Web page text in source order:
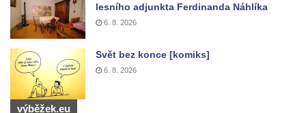
Socha Tornádo v parku na Senovážném
náměstí v Českých Budějovicích
Sousoší Humanoidi na Lannově třídě v
Českých Budějovicích
Pomník Vojtěcha Adalberta Lanny v parku
Na Sadech v Českých Budějovicích
lesního adjunkta Ferdinanda Náhlíka
6. 8. 2026
Svět bez konce [komiks]
6. 8. 2026
výběžek.eu